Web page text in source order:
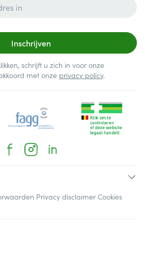
Inschrijven
schrijft u zich in voor onze
met onze privacy policy.
Privacy disclaimer Cookies